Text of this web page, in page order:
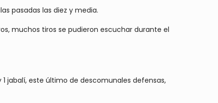
pasadas las diez y media.
muchos tiros se pudieron escuchar durante el
jabalí, este último de descomunales defensas,